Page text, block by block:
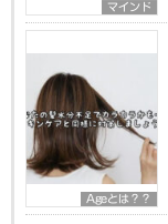
マインド
Ageとは？？